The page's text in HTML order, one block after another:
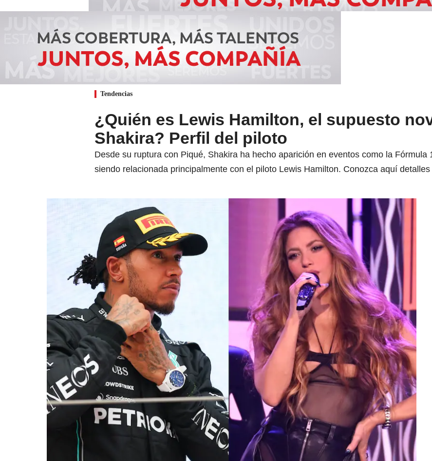
Tendencias
¿Quién es Lewis Hamilton, el supuesto
Shakira? Perfil del piloto
Desde su ruptura con Piqué, Shakira ha hecho aparición en eventos como la
siendo relacionada principalmente con el piloto Lewis Hamilton. Conozca aquí